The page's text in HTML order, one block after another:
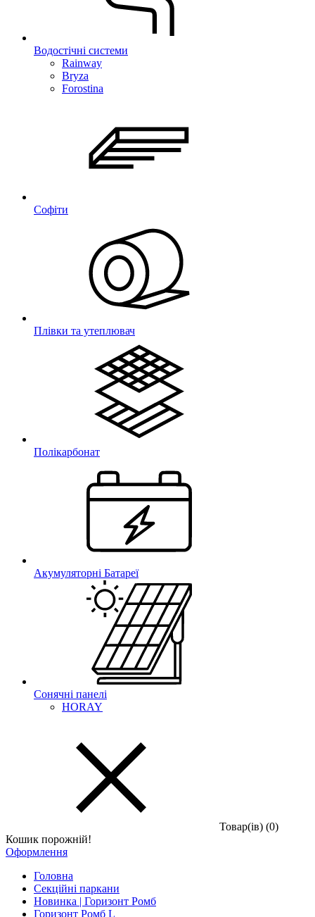
Водостічні системи
Rainway
Bryza
Forostina
Софіти
Плівки та утеплювач
Полікарбонат
Акумуляторні Батареї
Сонячні панелі
HORAY
Товар(iв) (0)
Кошик порожній!
Оформлення
Головна
Секційні паркани
Новинка | Горизонт Ромб
Горизонт Ромб L